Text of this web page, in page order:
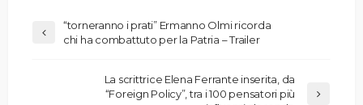
“torneranno i prati” Ermanno Olmi ricorda
chi ha combattuto per la Patria – Trailer
La scrittrice Elena Ferrante inserita, da
“Foreign Policy”, tra i 100 pensatori più